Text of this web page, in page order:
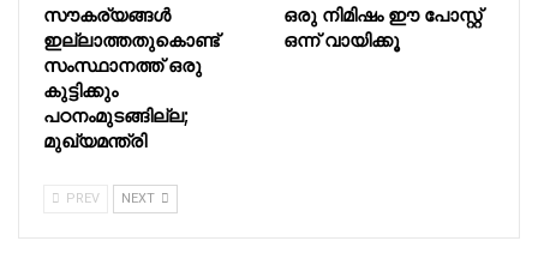
സൗകര്യങ്ങൾ
ഇല്ലാത്തതുകൊണ്ട്
സംസ്ഥാനത്ത് ഒരു
കുട്ടിക്കും
പഠനംമുടങ്ങില്ല;
മുഖ്യമന്ത്രി
ഒരു നിമിഷം ഈ പോസ്റ്റ്
ഒന്ന് വായിക്കൂ
PREV NEXT